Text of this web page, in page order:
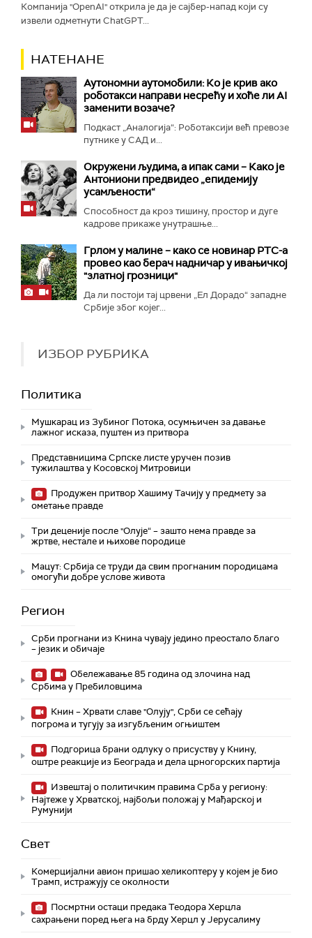
Компанија "OpenAI" открила је да је сајбер-напад који су
извели одметнути ChatGPT...
НАТЕНАНЕ
Аутономни аутомобили: Ко је крив ако
роботакси направи несрећу и хоће ли AI
заменити возаче?
Подкаст „Аналогија“: Роботаксији већ превозе
путнике у САД и...
Окружени људима, а ипак сами – Како је
Антониони предвидео „епидемију
усамљености“
Способност да кроз тишину, простор и дуге
кадрове прикаже унутрашње...
Грлом у малине – како се новинар РТС-а
провео као берач надничар у ивањичкој
"златној грозници"
Да ли постоји тај црвени „Ел Дорадо“ западне
Србије због којег...
ИЗБОР РУБРИКА
Политика
Мушкарац из Зубиног Потока, осумњичен за давање
лажног исказа, пуштен из притвора
Представницима Српске листе уручен позив
тужилаштва у Косовској Митровици
Продужен притвор Хашиму Тачију у предмету за
ометање правде
Три деценије после "Олује“ – зашто нема правде за
жртве, нестале и њихове породице
Мацут: Србија се труди да свим прогнаним породицама
омогући добре услове живота
Регион
Срби прогнани из Книна чувају једино преостало благо
– језик и обичаје
Обележавање 85 година од злочина над
Србима у Пребиловцима
Книн – Хрвати славе "Олују", Срби се сећају
погрома и тугују за изгубљеним огњиштем
Подгорица брани одлуку о присуству у Книну,
оштре реакције из Београда и дела црногорских партија
Извештај о политичким правима Срба у региону:
Најтеже у Хрватској, најбољи положај у Мађарској и
Румунији
Свет
Комерцијални авион пришао хеликоптеру у којем је био
Трамп, истражују се околности
Посмртни остаци предака Теодора Херцла
сахрањени поред њега на брду Херцл у Јерусалиму